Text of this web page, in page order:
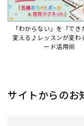
「わからない」を「でき
変える♪レッスンが変わ
ード活用術
サイトからのお